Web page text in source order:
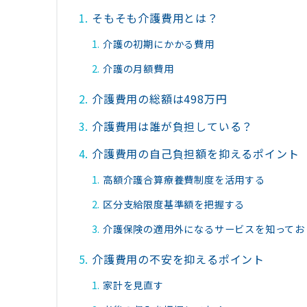
そもそも介護費用とは？
介護の初期にかかる費用
介護の月額費用
介護費用の総額は498万円
介護費用は誰が負担している？
介護費用の自己負担額を抑えるポイント
高額介護合算療養費制度を活用する
区分支給限度基準額を把握する
介護保険の適用外になるサービスを知って
介護費用の不安を抑えるポイント
家計を見直す